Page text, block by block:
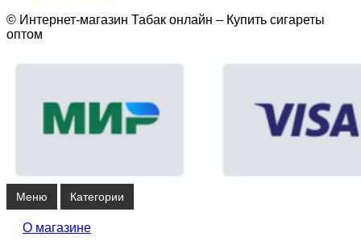
© Интернет-магазин Табак онлайн – Купить сигареты
оптом
Меню Категории
О магазине